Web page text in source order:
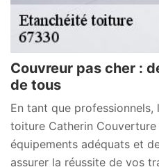
Couvreur pas cher :
de tous
En tant que professionnels,
toiture Catherin
équipements adéquats et
assurer la réussite de vos